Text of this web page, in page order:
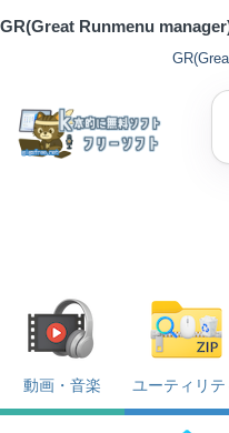
GR(Great Runmenu
動画・音楽 ユーティリテ